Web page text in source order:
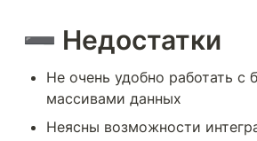
➖ Недостатки
Не очень удобно работать с
массивами данных
Неясны возможности